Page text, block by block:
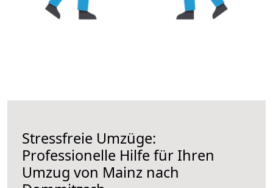
Stressfreie Umzüge:
Professionelle Hilfe für Ihren
Umzug von Mainz nach